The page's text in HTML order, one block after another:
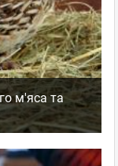
м'яса та